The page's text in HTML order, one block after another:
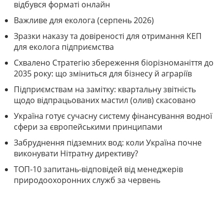
відбувся форматі онлайн
Важливе для еколога (серпень 2026)
Зразки наказу та довіреності для отримання КЕП
для еколога підприємства
Схвалено Стратегію збереження біорізноманіття до
2035 року: що зміниться для бізнесу й аграріїв
Підприємствам на замітку: квартальну звітність
щодо відпрацьованих мастил (олив) скасовано
Україна готує сучасну систему фінансування водної
сфери за європейськими принципами
Забруднення підземних вод: коли Україна почне
виконувати Нітратну директиву?
ТОП-10 запитань-відповідей від менеджерів
природоохоронних служб за червень